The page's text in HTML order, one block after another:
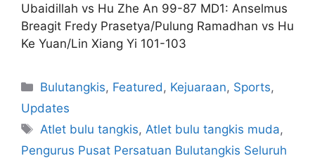
Ubaidillah vs Hu Zhe An 99-87 MD1: Anselmus
Breagit Fredy Prasetya/Pulung Ramadhan vs Hu
Ke Yuan/Lin Xiang Yi 101-103
Bulutangkis, Featured , Kejuaraan, Sports,
Updates
Atlet bulu tangkis, Atlet bulu tangkis muda,
Pengurus Pusat Persatuan Bulutangkis Seluruh